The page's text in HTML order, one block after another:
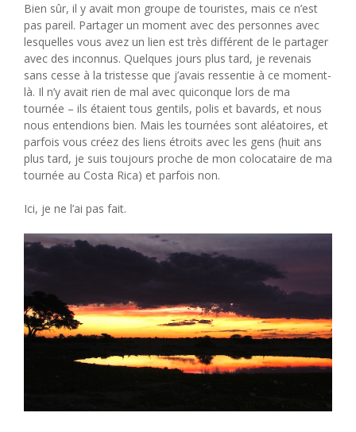
Bien sûr, il y avait mon groupe de touristes, mais ce n’est
pas pareil. Partager un moment avec des personnes avec
lesquelles vous avez un lien est très différent de le partager
avec des inconnus. Quelques jours plus tard, je revenais
sans cesse à la tristesse que j’avais ressentie à ce moment-
là. Il n’y avait rien de mal avec quiconque lors de ma
tournée – ils étaient tous gentils, polis et bavards, et nous
nous entendions bien. Mais les tournées sont aléatoires, et
parfois vous créez des liens étroits avec les gens (huit ans
plus tard, je suis toujours proche de mon colocataire de ma
tournée au Costa Rica) et parfois non.
Ici, je ne l’ai pas fait.